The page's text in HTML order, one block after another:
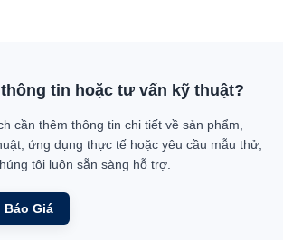
tin hoặc tư vấn kỹ thuật?
cần thêm thông tin chi tiết về sản phẩm,
ứng dụng thực tế hoặc yêu cầu mẫu thử,
tôi luôn sẵn sàng hỗ trợ.
Báo Giá